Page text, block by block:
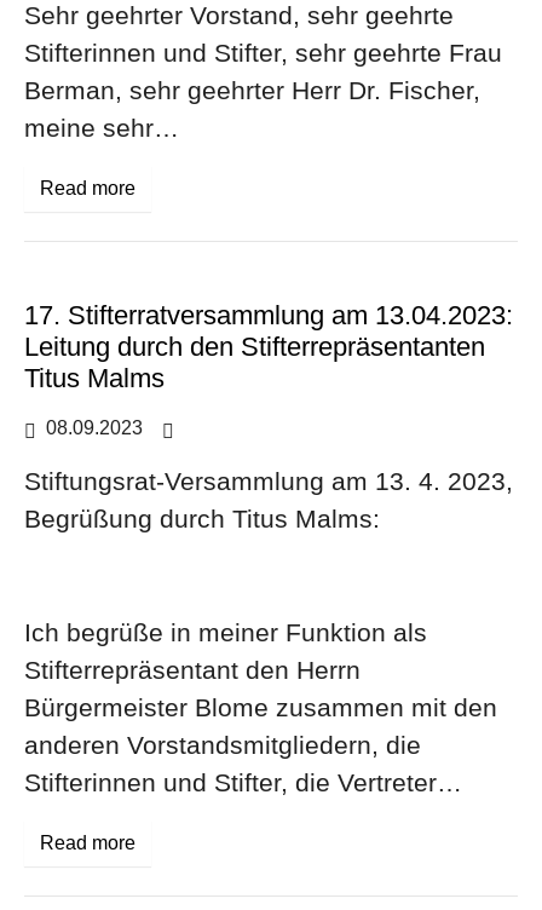
Sehr geehrter Vorstand, sehr geehrte
Stifterinnen und Stifter, sehr geehrte Frau
Berman, sehr geehrter Herr Dr. Fischer,
meine sehr…
Read more
17. Stifterratversammlung am 13.04.2023:
Leitung durch den Stifterrepräsentanten
Titus Malms
08.09.2023
Stiftungsrat-Versammlung am 13. 4. 2023,
Begrüßung durch Titus Malms:
Ich begrüße in meiner Funktion als
Stifterrepräsentant den Herrn
Bürgermeister Blome zusammen mit den
anderen Vorstandsmitgliedern, die
Stifterinnen und Stifter, die Vertreter…
Read more